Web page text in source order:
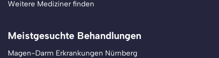
Weitere Mediziner finden
Meistgesuchte Behandlungen
Magen-Darm Erkrankungen Nürnberg